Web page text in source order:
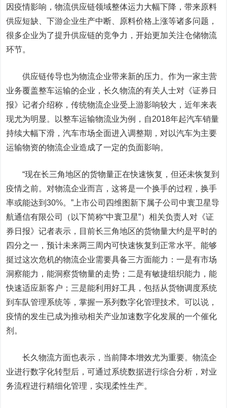
因疫情影响，物流供应链领域整体运力大幅下降，带来原料
供应短缺、下游企业生产中断、原料价格上涨等诸多问题，
很多企业为了提升供应链的竞争力，开始更加关注仓储物流
环节。
供应链传导也为物流企业带来新的压力。作为一家主营
业务覆盖整车运输的企业，长久物流的有关人士对《证券日
报》记者介绍称，传统物流企业受上游影响较大，近年来表
现尤为明显。以整车运输物流业为例，自2018年起汽车销量
持续大幅下滑，汽车市场全面进入调整期，对以汽车为主要
运输物资的物流企业造成了一定的负面影响。
“现在长三角地区的货物量正在快速恢复，但还未恢复到
疫情之前。对物流企业而言，这将是一个换手的过程，换手
率或能达到30%。”上市公司 四维图新下属子公司中寰卫星导
航通信有限公司（以下简称“中寰卫星”）相关负责人对《证
券日报》记者表示，目前长三角地区的货物量大约是平时的
四分之一，预计未来两三周内可快速恢复到正常水平。能够
挺过这次危机的物流企业需要具备三方面能力：一是有市场
洞察能力，能洞察货物量的走势；二是有敏捷组织能力，能
快速适应新客户；三是能利用好工具，包括从货物调度系统
到车队管理系统等，掌握一系列数字化管理技术。可以说，
疫情的发生已成为推动相关产业加速数字化发展的一个催化
剂。
长久物流方面也表示，当前降本增效尤为重要。物流企
业进行数字化转型后，可通过系统数据进行综合分析，对业
务流程进行精细化管理，实现柔性生产。